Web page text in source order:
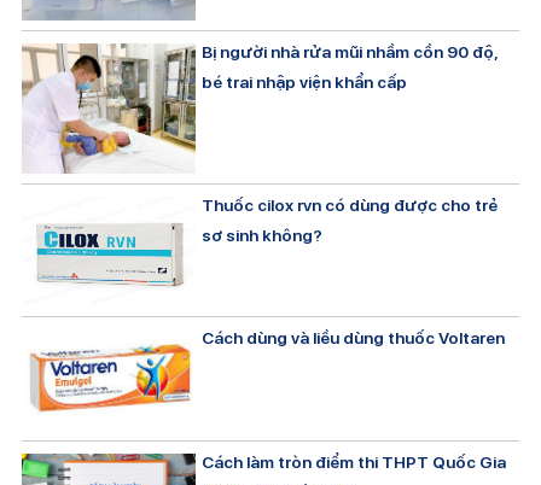
Bị người nhà rửa mũi nhầm cồn 90 độ,
bé trai nhập viện khẩn cấp
Thuốc cilox rvn có dùng được cho trẻ
sơ sinh không?
Cách dùng và liều dùng thuốc Voltaren
Cách làm tròn điểm thi THPT Quốc Gia